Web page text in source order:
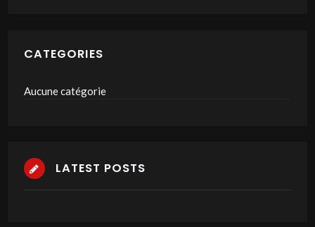
CATEGORIES
Aucune catégorie
LATEST POSTS